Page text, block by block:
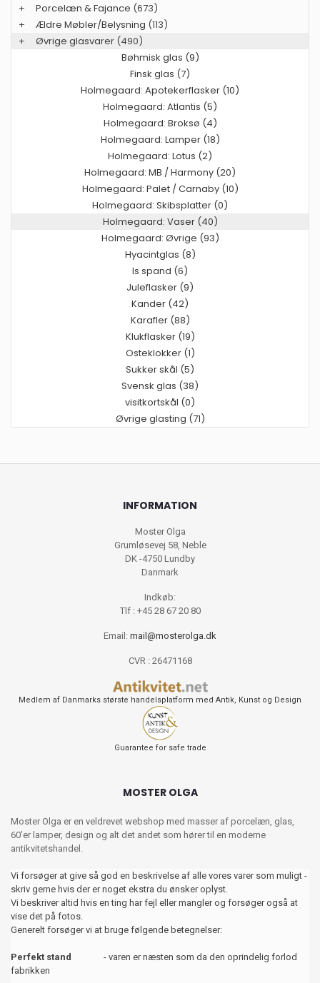
+
Porcelæn & Fajance (673)
+
Ældre Møbler/Belysning (113)
+
Øvrige glasvarer (490)
Bøhmisk glas (9)
Finsk glas (7)
Holmegaard: Apotekerflasker (10)
Holmegaard: Atlantis (5)
Holmegaard: Broksø (4)
Holmegaard: Lamper (18)
Holmegaard: Lotus (2)
Holmegaard: MB / Harmony (20)
Holmegaard: Palet / Carnaby (10)
Holmegaard: Skibsplatter (0)
Holmegaard: Vaser (40)
Holmegaard: Øvrige (93)
Hyacintglas (8)
Is spand (6)
Juleflasker (9)
Kander (42)
Karafler (88)
Klukflasker (19)
Osteklokker (1)
Sukker skål (5)
Svensk glas (38)
visitkortskål (0)
Øvrige glasting (71)
INFORMATION
Moster Olga
Grumløsevej 58, Neble
DK -4750 Lundby
Danmark
Indkøb:
Tlf : +45 28 67 20 80
Email: mail@mosterolga.dk
CVR : 26471168
Medlem af Danmarks største handelsplatform med Antik, Kunst og Design
Guarantee for safe trade
MOSTER OLGA
Moster Olga er en veldrevet webshop med masser af porcelæn, glas,
60’er lamper, design og alt det andet som hører til en moderne
antikvitetshandel.
Vi forsøger at give så god en beskrivelse af alle vores varer som muligt -
skriv gerne hvis der er noget ekstra du ønsker oplyst.
Vi beskriver altid hvis en ting har fejl eller mangler og forsøger også at
vise det på fotos.
Generelt forsøger vi at bruge følgende betegnelser:
Perfekt stand - varen er næsten som da den oprindelig forlod
fabrikken